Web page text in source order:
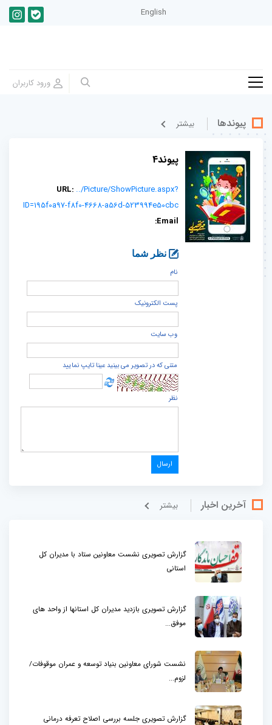
English
پیوندها بيشتر
پیوند4
URL: ../Picture/ShowPicture.aspx?
ID=195f0a97-f8f0-4668-a56d-523994e50cbc
Email:
نظر شما
نام
پست الكترونيک
وب سایت
متنی که در تصویر می بینید عینا تایپ نمایید
نظر
آخرین اخبار بيشتر
گزارش تصویری نشست معاونین ستاد با مدیران کل
استانی
گزارش تصویری بازدید مدیران کل استانها از واحد های
موفق...
نشست شورای معاونین بنیاد توسعه و عمران موقوفات/
لزوم...
گزارش تصویری جلسه بررسی اصلاح تعرفه درمانی